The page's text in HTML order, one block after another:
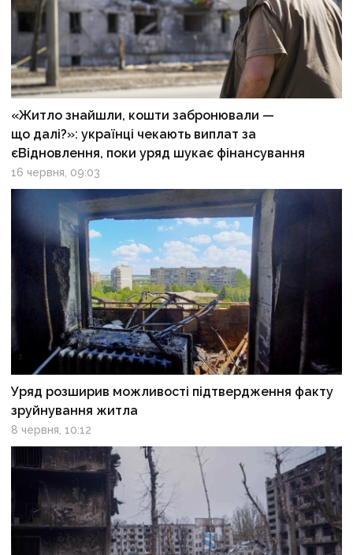
«Житло знайшли, кошти забронювали —
що далі?»: українці чекають виплат за
єВідновлення, поки уряд шукає фінансування
16 червня, 09:03
Уряд розширив можливості підтвердження факту
зруйнування житла
8 червня, 10:12